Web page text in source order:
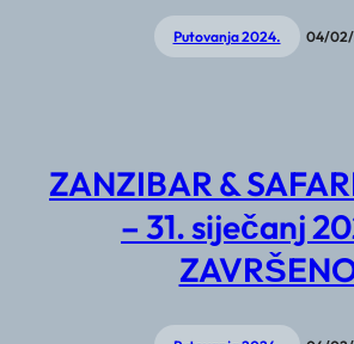
Putovanja 2024. 04/
ZANZIBAR &
– 31. siječanj